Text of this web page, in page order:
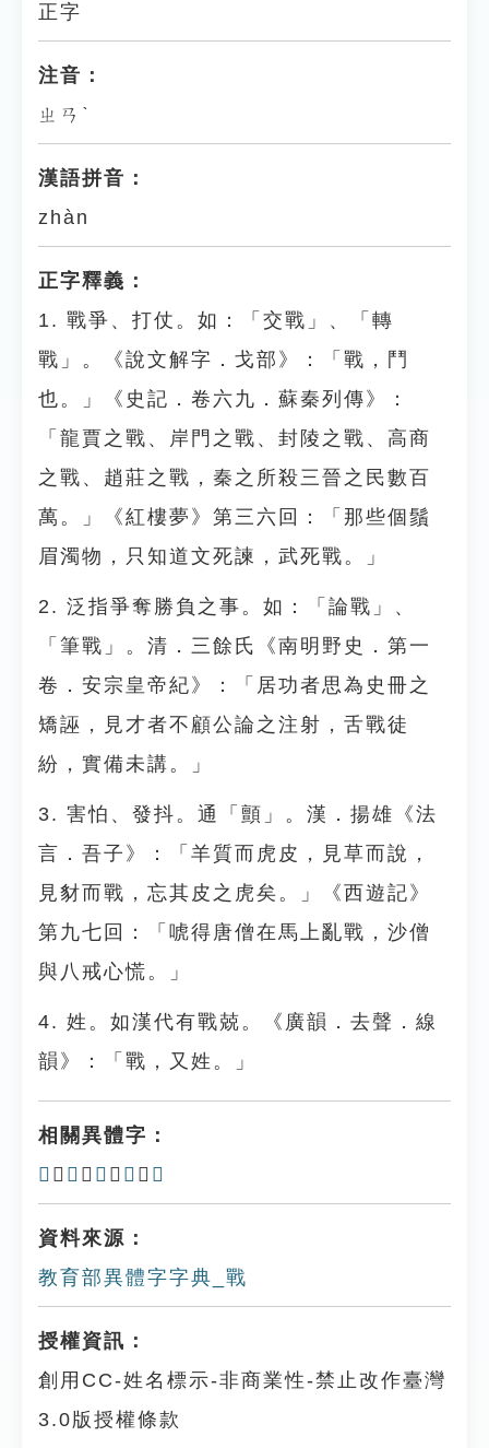
正字
注音：
ㄓㄢˋ
漢語拼音：
zhàn
正字釋義：
1. 戰爭、打仗。如：「交戰」、「轉
戰」。《說文解字．戈部》：「戰，鬥
也。」《史記．卷六九．蘇秦列傳》：
「龍賈之戰、岸門之戰、封陵之戰、高商
之戰、趙莊之戰，秦之所殺三晉之民數百
萬。」《紅樓夢》第三六回：「那些個鬚
眉濁物，只知道文死諫，武死戰。」
2. 泛指爭奪勝負之事。如：「論戰」、
「筆戰」。清．三餘氏《南明野史．第一
卷．安宗皇帝紀》：「居功者思為史冊之
矯誣，見才者不顧公論之注射，舌戰徒
紛，實備未講。」
3. 害怕、發抖。通「顫」。漢．揚雄《法
言．吾子》：「羊質而虎皮，見草而說，
見豺而戰，忘其皮之虎矣。」《西遊記》
第九七回：「唬得唐僧在馬上亂戰，沙僧
與八戒心慌。」
4. 姓。如漢代有戰兢。《廣韻．去聲．線
韻》：「戰，又姓。」
相關異體字：
𡃣 、 战 、 𣥭 、 戦 、 𣥎
資料來源：
教育部異體字字典_戰
授權資訊：
創用CC-姓名標示-非商業性-禁止改作臺灣
3.0版授權條款